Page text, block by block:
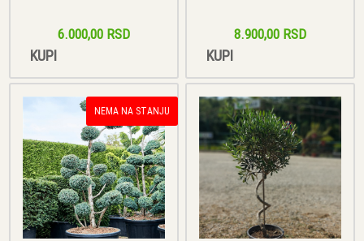
6.000,00 RSD
KUPI
8.900,00 RSD
KUPI
NEMA NA STANJU